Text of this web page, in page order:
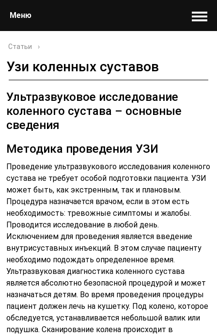
Меню
Статьи ›
Узи коленных суставов
Ультразвуковое исследование
коленного сустава – основные
сведения
Методика проведения УЗИ
Проведение ультразвукового исследования коленного
сустава не требует особой подготовки пациента. УЗИ
может быть, как экстренным, так и плановым.
Процедура назначается врачом, если в этом есть
необходимость: тревожные симптомы и жалобы.
Проводится исследование в любой день.
Исключением для проведения является введение
внутрисуставных инъекций. В этом случае пациенту
необходимо подождать определенное время.
Ультразвуковая диагностика коленного сустава
является абсолютно безопасной процедурой и может
назначаться детям. Во время проведения процедуры
пациент должен лечь на кушетку. Под колено, которое
обследуется, устанавливается небольшой валик или
подушка. Сканирование колена происходит в